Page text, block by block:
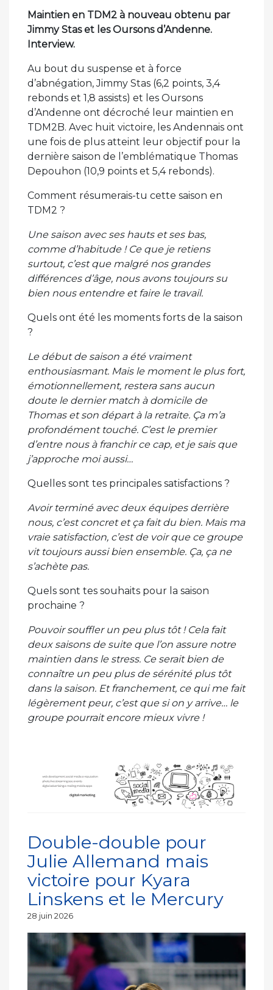
Maintien en TDM2 à nouveau obtenu par
Jimmy Stas et les Oursons d’Andenne.
Interview.
Au bout du suspense et à force
d’abnégation, Jimmy Stas (6,2 points, 3,4
rebonds et 1,8 assists) et les Oursons
d’Andenne ont décroché leur maintien en
TDM2B. Avec huit victoire, les Andennais ont
une fois de plus atteint leur objectif pour la
dernière saison de l’emblématique Thomas
Depouhon (10,9 points et 5,4 rebonds).
Comment résumerais-tu cette saison en
TDM2 ?
Une saison avec ses hauts et ses bas,
comme d’habitude ! Ce que je retiens
surtout, c’est que malgré nos grandes
différences d’âge, nous avons toujours su
bien nous entendre et faire le travail.
Quels ont été les moments forts de la saison
?
Le début de saison a été vraiment
enthousiasmant. Mais le moment le plus fort,
émotionnellement, restera sans aucun
doute le dernier match à domicile de
Thomas et son départ à la retraite. Ça m’a
profondément touché. C’est le premier
d’entre nous à franchir ce cap, et je sais que
j’approche moi aussi…
Quelles sont tes principales satisfactions ?
Avoir terminé avec deux équipes derrière
nous, c’est concret et ça fait du bien. Mais ma
vraie satisfaction, c’est de voir que ce groupe
vit toujours aussi bien ensemble. Ça, ça ne
s’achète pas.
Quels sont tes souhaits pour la saison
prochaine ?
Pouvoir souffler un peu plus tôt ! Cela fait
deux saisons de suite que l’on assure notre
maintien dans le stress. Ce serait bien de
connaître un peu plus de sérénité plus tôt
dans la saison. Et franchement, ce qui me fait
légèrement peur, c’est que si on y arrive… le
groupe pourrait encore mieux vivre !
Double-double pour
Julie Allemand mais
victoire pour Kyara
Linskens et le Mercury
Publié
28 juin 2026